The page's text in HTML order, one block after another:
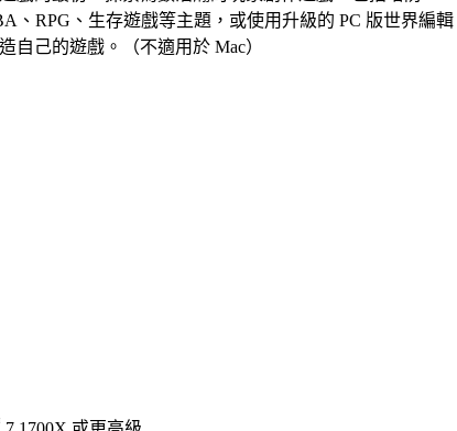
、RPG、生存遊戲等主題，或使用升級的 PC 版世界編輯
自己的遊戲。（不適用於 Mac）